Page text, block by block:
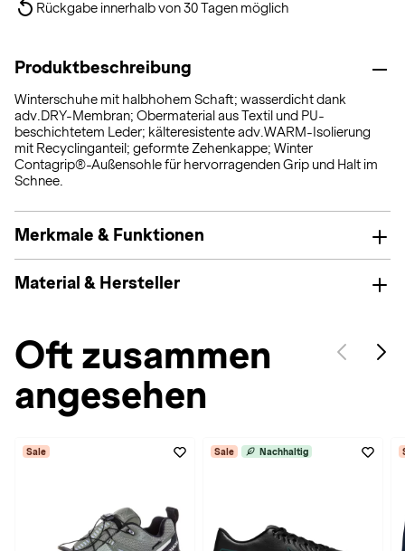
Rückgabe innerhalb von 30 Tagen möglich
Produktbeschreibung
Winterschuhe mit halbhohem Schaft; wasserdicht dank
adv.DRY-Membran; Obermaterial aus Textil und PU-
beschichtetem Leder; kälteresistente adv.WARM-Isolierung
mit Recyclinganteil; geformte Zehenkappe; Winter
Contagrip®-Außensohle für hervorragenden Grip und Halt im
Schnee.
Merkmale & Funktionen
Material & Hersteller
Oft zusammen
angesehen
Sale Sale Nachhaltig